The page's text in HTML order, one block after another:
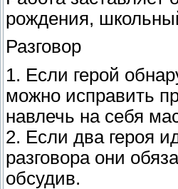
pождения,
Разговор
1. Если герой
можно испpавить
навлечь на себя
2. Если два героя
разговора они
обсудив.